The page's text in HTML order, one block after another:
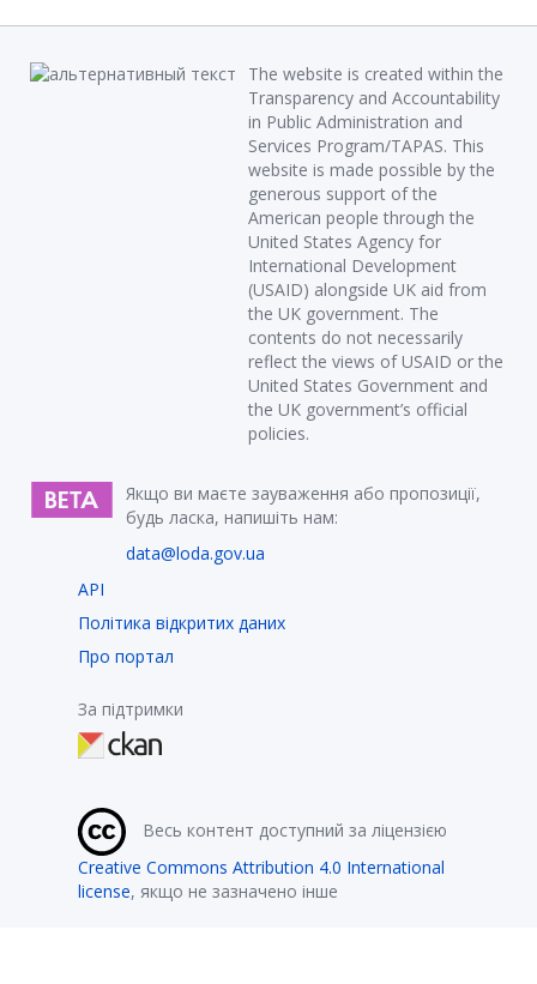
The website is created within the
Transparency and Accountability
in Public Administration and
Services Program/TAPAS. This
website is made possible by the
generous support of the
American people through the
United States Agency for
International Development
(USAID) alongside UK aid from
the UK government. The
contents do not necessarily
reflect the views of USAID or the
United States Government and
the UK government’s official
policies.
Якщо ви маєте зауваження або пропозиції,
будь ласка, напишіть нам:
data@loda.gov.ua
API
Політика відкритих даних
Про портал
За підтримки
Весь контент доступний за ліцензією
Creative Commons Attribution 4.0 International
license, якщо не зазначено інше